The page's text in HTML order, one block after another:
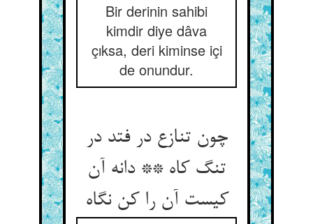
Bir derinin sahibi
kimdir diye dâva
çıksa, deri kiminse içi
de onundur.
چون تنازع در فتد در
تنگ کاه ** دانه آن
کیست آن را کن نگاه‏